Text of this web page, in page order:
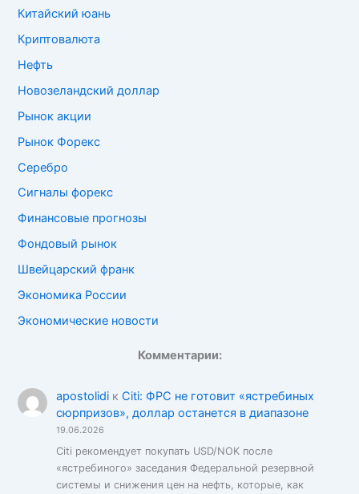
Китайский юань
Криптовалюта
Нефть
Новозеландский доллар
Рынок акции
Рынок Форекс
Серебро
Сигналы форекс
Финансовые прогнозы
Фондовый рынок
Швейцарский франк
Экономика России
Экономические новости
Комментарии:
apostolidiк Citi: ФРС не готовит «ястребиных
сюрпризов», доллар останется в диапазоне
19.06.2026
Citi рекомендует покупать USD/NOK после
«ястребиного» заседания Федеральной резервной
системы и снижения цен на нефть, которые, как